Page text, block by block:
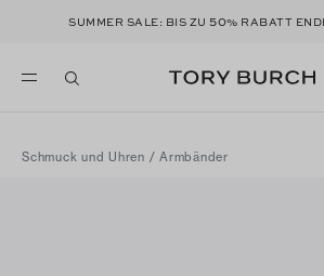
SUMMER SALE: BIS ZU50% RABATT
Schmuck und Uhren / Armbänder